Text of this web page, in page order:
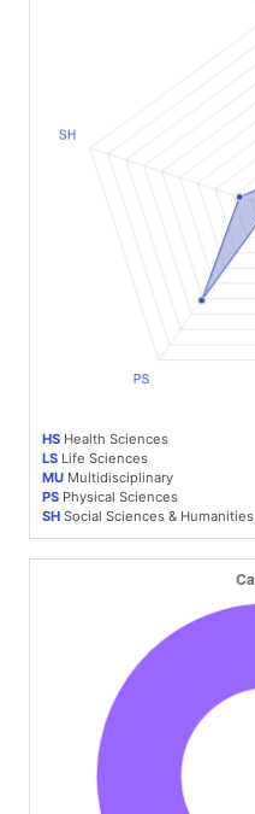
HS Health Sciences
LS Life Sciences
MU Multidisciplinary
PS Physical Sciences
SH Social Sciences & Humanities